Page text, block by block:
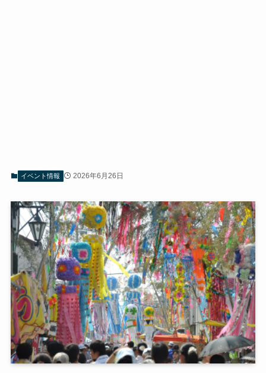
イベント情報 2026年6月26日